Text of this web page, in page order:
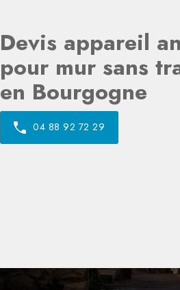
Devis appareil
pour mur sans
en Bourgogne
04 88 92 72 29